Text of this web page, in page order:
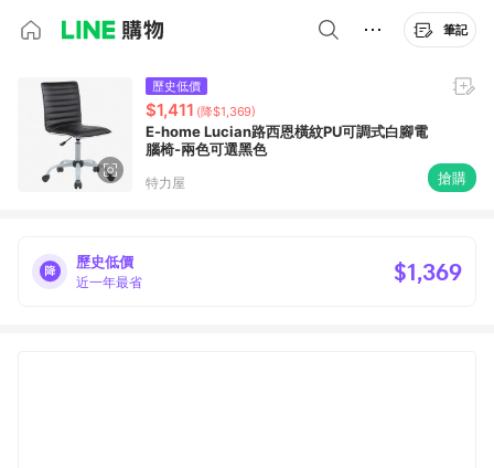
筆記
歷史低價
$1,411 (降$1,369)
E-home Lucian路西恩橫紋PU可調式白腳電
腦椅-兩色可選黑色
特力屋 搶購
歷史低價
近一年最省 $1,369